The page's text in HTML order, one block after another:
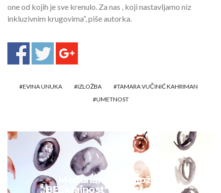
one od kojih je sve krenulo. Za nas , koji nastavljamo niz
inkluzivnim krugovima“, piše autorka.
EVINA UNUKA IZLOŽBA
TAMARA VUČINIĆ KAHRIMAN
UMETNOST
Međunarodna izložba
„BESkrajnost“ predstavlja 60